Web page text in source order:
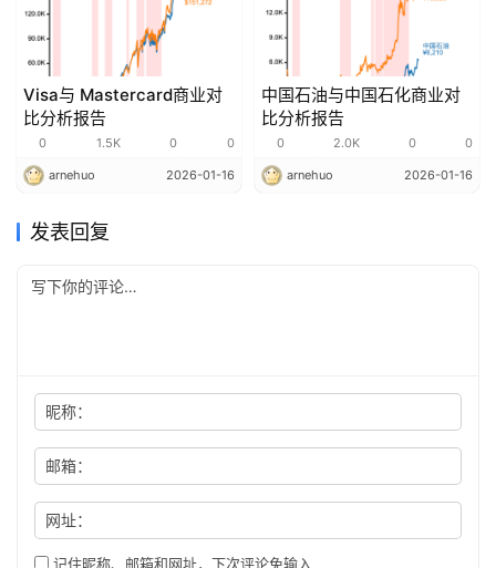
Visa与 Mastercard商业对
比分析报告
0 1.5K 0 0
arnehuo 2026-01-16
中国石油与中国石化商业对
比分析报告
0 2.0K 0 0
arnehuo 2026-01-16
发表回复
昵称：
邮箱：
网址：
记住昵称、邮箱和网址，下次评论免输入